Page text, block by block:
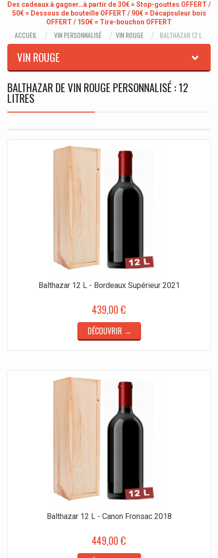
Des cadeaux à gagner…à partir de 30€ = Stop-gouttes OFFERT /
50€ = Dessous de bouteille OFFERT / 90€ = Décapsuleur bois
OFFERT / 150€ = Tire-bouchon OFFERT
ACCUEIL VIN PERSONNALISÉ VIN ROUGE BALTHAZAR 12 L
VIN ROUGE
BALTHAZAR DE VIN ROUGE PERSONNALISÉ : 12
LITRES
Balthazar 12 L - Bordeaux Supérieur 2021
439,00 €
DÉCOUVRIR →
Balthazar 12 L - Canon Fronsac 2018
449,00 €